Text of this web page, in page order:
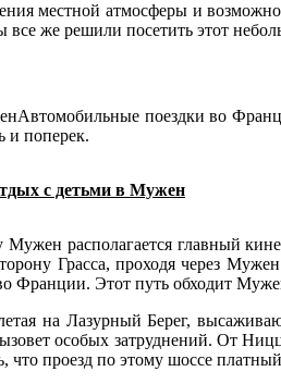
местной атмосферы и
все же решили посетить этот
Автомобильные поездки во
и поперек.
с детьми в Мужен
Мужен располагается главный
Грасса, проходя через
Франции. Этот путь обходит
на Лазурный Берег,
особых затруднений. От
что проезд по этому шоссе